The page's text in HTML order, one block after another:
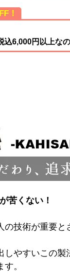
！
込6,000円以上な
苦くない！
の技術が重要と
しやすいこの
。